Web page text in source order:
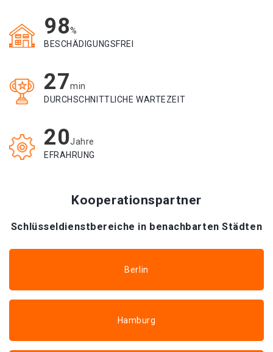
98%
BESCHÄDIGUNGSFREI
27min
DURCHSCHNITTLICHE WARTEZEIT
20Jahre
EFRAHRUNG
Kooperationspartner
Schlüsseldienstbereiche in benachbarten Städten
Berlin
Hamburg